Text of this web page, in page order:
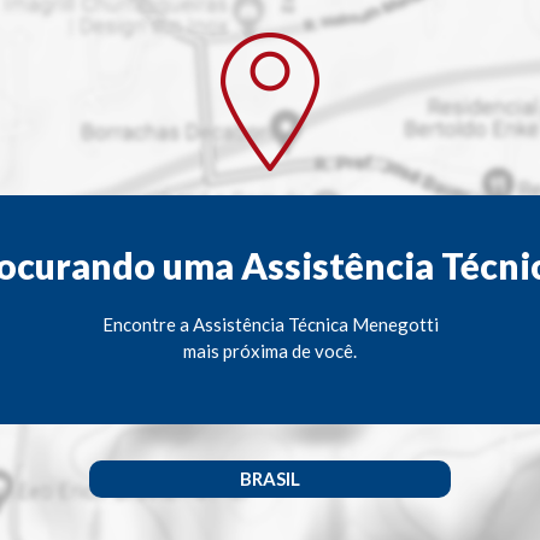
uma Assistência
Encontre a Assistência Técnica Menegotti
mais próxima de você.
BRASIL